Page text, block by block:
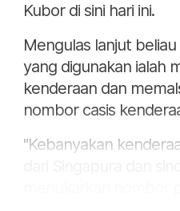
Kubor di sini hari ini.
Mengulas lanjut
yang digunakan ialah
kenderaan dan
nombor casis
"Kebanyakan